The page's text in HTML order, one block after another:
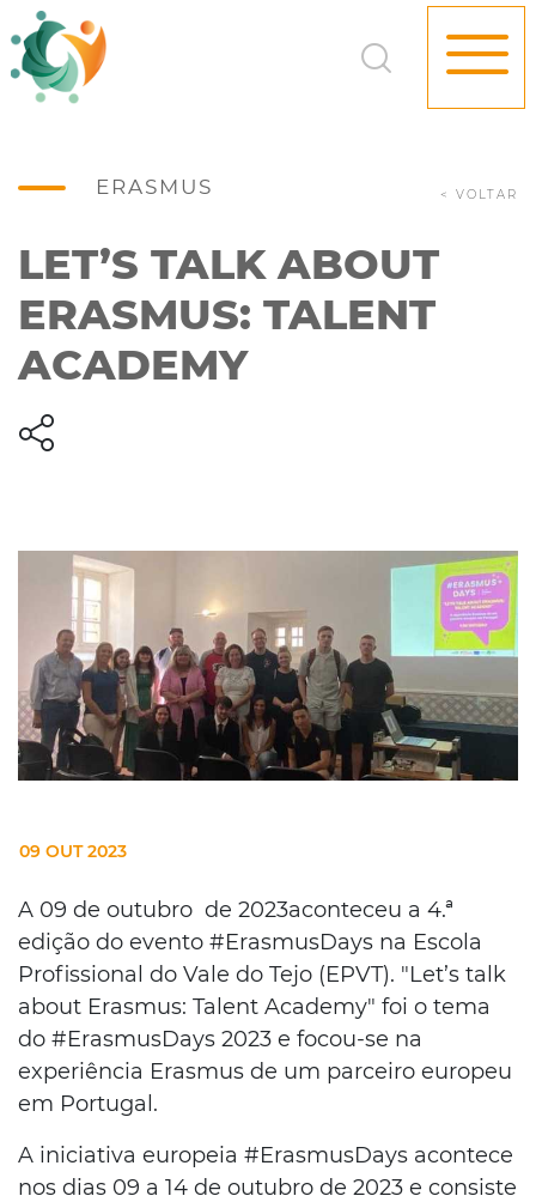
ERASMUS < VOLTAR
LET’S TALK ABOUT
ERASMUS: TALENT
ACADEMY
09 OUT 2023
A 09 de outubro de 2023aconteceu a 4.ª
edição do evento #ErasmusDays na Escola
Profissional do Vale do Tejo (EPVT). "Let’s talk
about Erasmus: Talent Academy" foi o tema
do #ErasmusDays 2023 e focou-se na
experiência Erasmus de um parceiro europeu
em Portugal.
A iniciativa europeia #ErasmusDays acontece
nos dias 09 a 14 de outubro de 2023 e consiste